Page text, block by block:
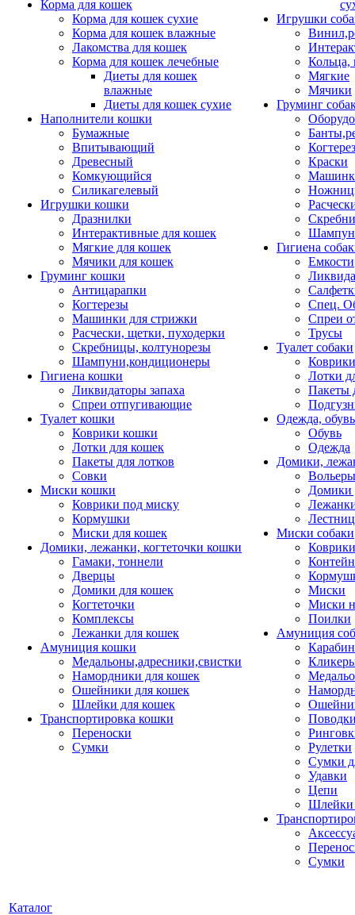
Корма для кошек
Корма для кошек сухие
Корма для кошек влажные
Лакомства для кошек
Корма для кошек лечебные
Диеты для кошек
влажные
Диеты для кошек сухие
Наполнители кошки
Бумажные
Впитывающий
Древесный
Комкующийся
Силикагелевый
Игрушки кошки
Дразнилки
Интерактивные для кошек
Мягкие для кошек
Мячики для кошек
Груминг кошки
Антицарапки
Когтерезы
Машинки для стрижки
Расчески, щетки, пуходерки
Скребницы, колтунорезы
Шампуни,кондиционеры
Гигиена кошки
Ликвидаторы запаха
Спреи отпугивающие
Туалет кошки
Коврики кошки
Лотки для кошек
Пакеты для лотков
Совки
Миски кошки
Коврики под миску
Кормушки
Миски для кошек
Домики, лежанки, когтеточки кошки
Гамаки, тоннели
Дверцы
Домики для кошек
Когтеточки
Комплексы
Лежанки для кошек
Амуниция кошки
Медальоны,адресники,свистки
Намордники для кошек
Ошейники для кошек
Шлейки для кошек
Транспортировка кошки
Переноски
Сумки
Игрушки
Кольца,
Мягкие
Мячики
Груминг
Краски
Гигиена
Емкости
Спец.
Спреи
Трусы
Туалет собаки
Коврики
Лотки
Пакеты
Одежда, обувь
Обувь
Одежда
Домики,
Домики
Миски собаки
Миски
Миски
Поилки
Амуниция
Рулетки
Сумки
Удавки
Цепи
Шлейки
Сумки
Каталог